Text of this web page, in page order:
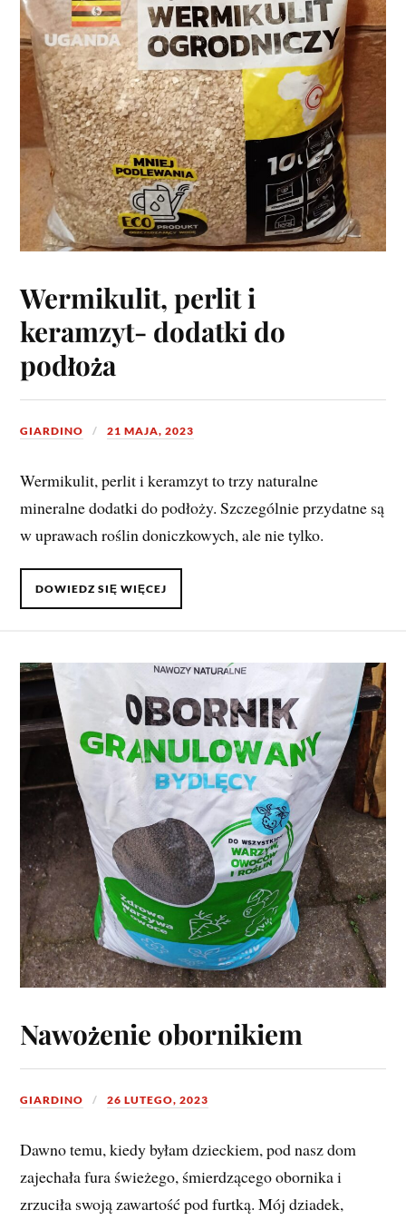
Wermikulit, perlit i
keramzyt- dodatki do
podłoża
GIARDINO 21 MAJA, 2023
Wermikulit, perlit i keramzyt to trzy naturalne
mineralne dodatki do podłoży. Szczególnie przydatne są
w uprawach roślin doniczkowych, ale nie tylko.
DOWIEDZ SIĘ WIĘCEJ
Nawożenie obornikiem
GIARDINO 26 LUTEGO, 2023
Dawno temu, kiedy byłam dzieckiem, pod nasz dom
zajechała fura świeżego, śmierdzącego obornika i
zrzuciła swoją zawartość pod furtką. Mój dziadek,